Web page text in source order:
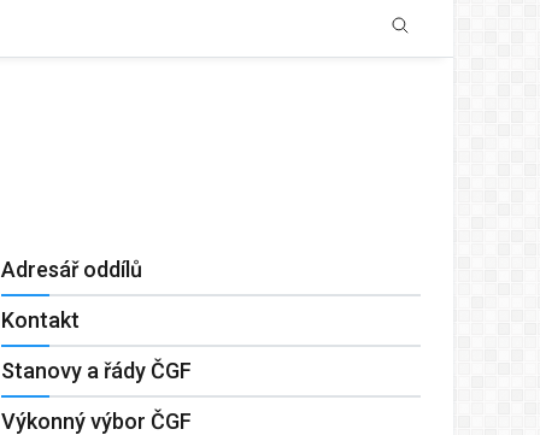
Adresář oddílů
Kontakt
Stanovy a řády ČGF
Výkonný výbor ČGF